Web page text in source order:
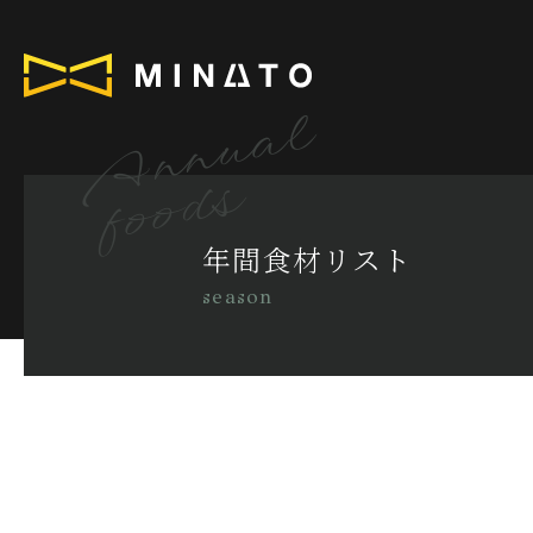
年間食材リスト
season
Annual
foods